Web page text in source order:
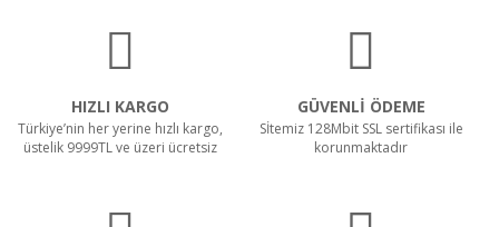
HIZLI KARGO
Türkiye’nin her yerine hızlı kargo,
üstelik 9999TL ve üzeri ücretsiz
GÜVENLİ ÖDEME
Sİtemiz 128Mbit SSL sertifikası ile
korunmaktadır